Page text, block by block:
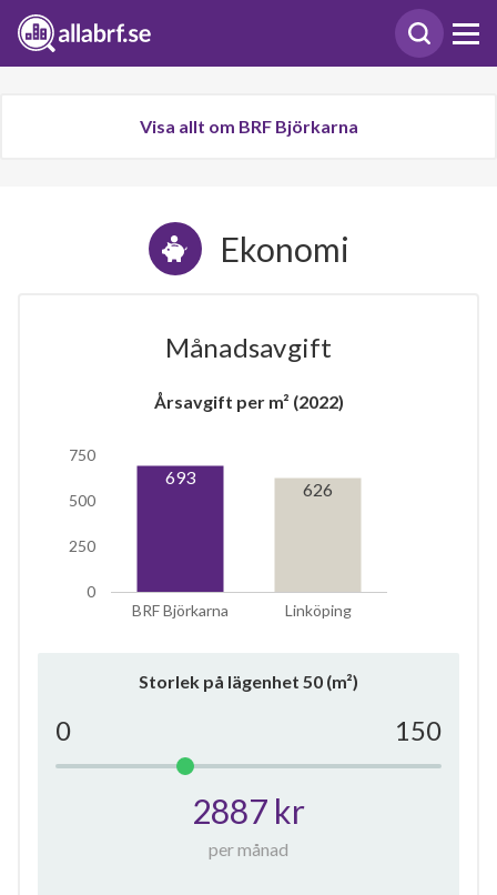
Visa allt om BRF Björkarna
Ekonomi
Månadsavgift
Årsavgift per m² (2022)
BRF Björkarna Linköping
0
250
500
750
693
626
Storlek på lägenhet 50 (m²)
0 150
2887 kr
per månad